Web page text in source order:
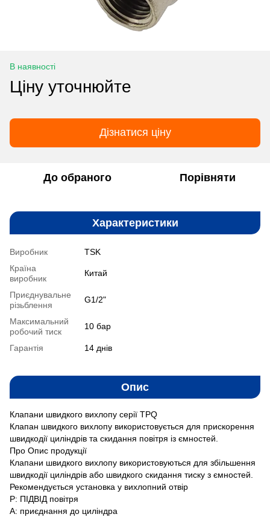
В наявності
Ціну уточнюйте
Дізнатися ціну
До обраного Порівняти
Характеристики
Виробник
TSK
Країна
виробник
Китай
Приєднувальне
різьблення
G1/2"
Максимальний
робочий тиск
10 бар
Гарантія 14 днів
Опис
Клапани швидкого вихлопу серії TPQ
Клапан швидкого вихлопу використовується для прискорення
швидкодії циліндрів та скидання повітря із ємностей.
Про Опис продукції
Клапани швидкого вихлопу використовуються для збільшення
швидкодії циліндрів або швидкого скидання тиску з ємностей.
Рекомендується установка у вихлопний отвір
Р: ПІДВІД повітря
А: приєднання до циліндра